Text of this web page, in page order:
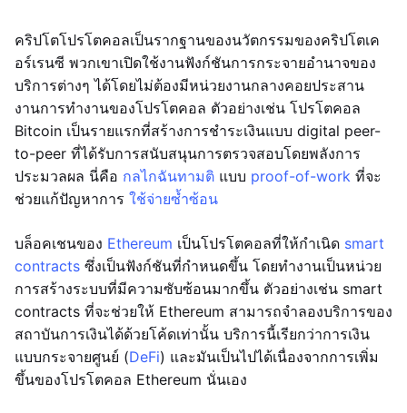
คริปโตโปรโตคอลเป็นรากฐานของนวัตกรรมของคริปโตเค
อร์เรนซี พวกเขาเปิดใช้งานฟังก์ชันการกระจายอำนาจของ
บริการต่างๆ ได้โดยไม่ต้องมีหน่วยงานกลางคอยประสาน
งานการทำงานของโปรโตคอล ตัวอย่างเช่น โปรโตคอล
Bitcoin เป็นรายแรกที่สร้างการชำระเงินแบบ digital peer-
to-peer ที่ได้รับการสนับสนุนการตรวจสอบโดยพลังการ
ประมวลผล นี่คือ กลไกฉันทามติ แบบ proof-of-work ที่จะ
ช่วยแก้ปัญหาการ ใช้จ่ายซ้ำซ้อน
บล็อคเชนของ Ethereum เป็นโปรโตคอลที่ให้กำเนิด smart
contracts ซึ่งเป็นฟังก์ชันที่กำหนดขึ้น โดยทำงานเป็นหน่วย
การสร้างระบบที่มีความซับซ้อนมากขึ้น ตัวอย่างเช่น smart
contracts ที่จะช่วยให้ Ethereum สามารถจำลองบริการของ
สถาบันการเงินได้ด้วยโค้ดเท่านั้น บริการนี้เรียกว่าการเงิน
แบบกระจายศูนย์ (DeFi) และมันเป็นไปได้เนื่องจากการเพิ่ม
ขึ้นของโปรโตคอล Ethereum นั่นเอง